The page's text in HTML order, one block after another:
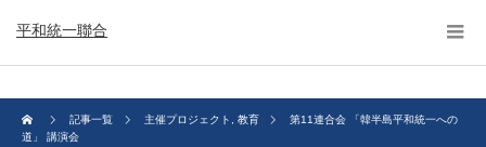
平和統一聯合
記事一覧 主催プロジェクト 教育
第11連合会 「韓半島平和統一への
道」 講演会